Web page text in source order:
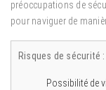
préoccupations de
pour naviguer de
Risques de sécurité :
Possibilité de